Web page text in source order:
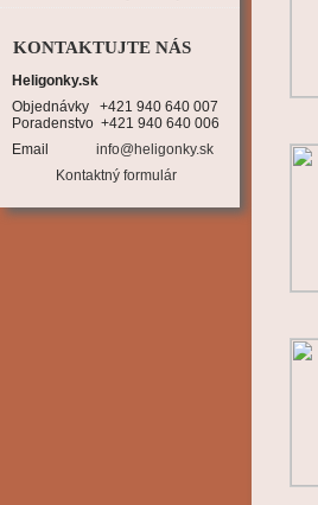
KONTAKTUJTE NÁS
Heligonky.sk
Objednávky   +421 940 640 007
Poradenstvo  +421 940 640 006
Email
info@heligonky.sk
Kontaktný formulár